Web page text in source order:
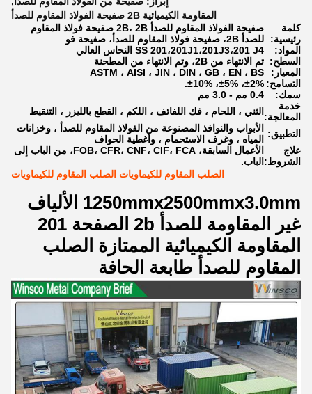
المقاومة الكيميائية 2B صفيحة الفولاذ المقاوم للصدأ
كلمة
رئيسية:
صفيحة الفولاذ المقاوم للصدأ 2B، 2B صفيحة فولاذ المقاوم
للصدأ 2B، صفيحة فولاذ المقاوم للصدأ، صفيحة فو
المواد:
SS 201،201J1،201J3،201 J4 النحاس العالي
السطح: تم الانتهاء من 2B، وتم الانتهاء من المطحنة
المعيار:
ASTM ، AISI ، JIN ، DIN ، GB ، EN ، BS
التسامح: ±2%، ±5%، ±10%.
سمك:
0.4 مم - 3.0 مم
خدمة
المعالجة: الثني ، اللحام ، فك اللفائف ، اللكم ، القطع بالليزر ، التنقيط
التطبيق:
الأبواب والنوافذ المصنوعة من الفولاذ المقاوم للصدأ ، وخزانات
المياه ، وغرف الاستحمام ، وأغطية الحواف
علاج
الشروط:
الأعمال السابقة، FOB، CFR، CNF، CIF، FCA، من الباب إلى
الباب.
الصلب المقاوم للكيماويات الصلب المقاوم للكيماويات
1250mmx2500mmx3.0mm الألياف
غير المقاومة للصدأ 2b الصفحة 201
المقاومة الكيميائية الممتازة الصلب
المقاوم للصدأ طابعة الحافة